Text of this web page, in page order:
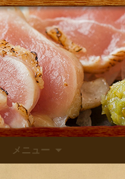
さけともま
大阪・庄内にあ
るひげ」の店主
やお店のお知ら
す！
メニュー